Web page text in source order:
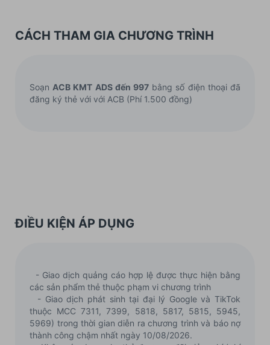
CÁCH THAM GIA CHƯƠNG TRÌNH
Soạn ACB KMT ADS đến 997 bằng số điện thoại đã
đăng ký thẻ với với ACB (Phí 1.500 đồng)
ĐIỀU KIỆN ÁP DỤNG
- Giao dịch quảng cáo hợp lệ được thực hiện bằng
các sản phẩm thẻ thuộc phạm vi chương trình
- Giao dịch phát sinh tại đại lý Google và TikTok
thuộc MCC 7311, 7399, 5818, 5817, 5815, 5945,
5969) trong thời gian diễn ra chương trình và báo nợ
thành công chậm nhất ngày 10/08/2026.